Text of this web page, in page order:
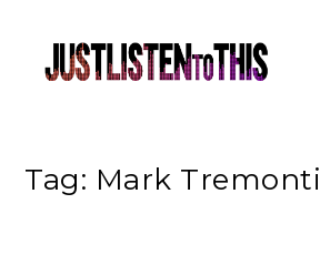
Tag: Mark Tremonti